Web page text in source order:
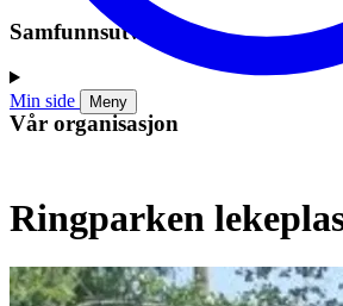
Min side Meny
Samfunnsutvikling
Vår organisasjon
Ringparken